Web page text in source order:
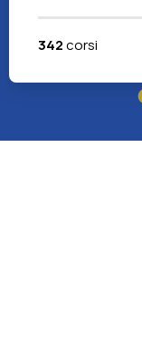
342corsi